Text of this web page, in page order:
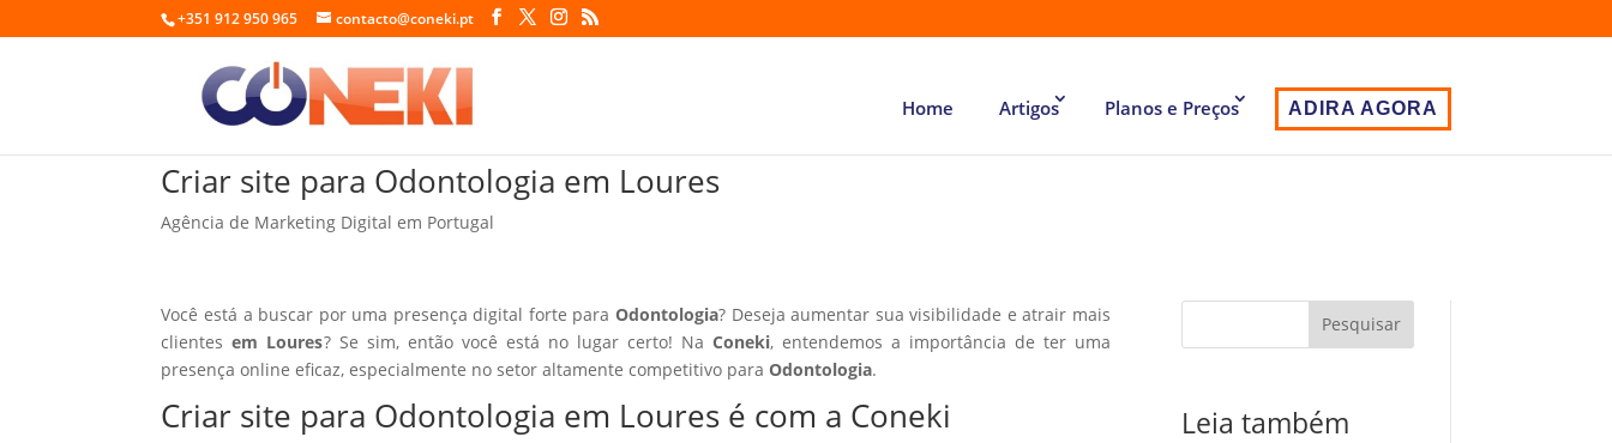
+351 912 950 965 contacto@coneki.pt
Home Artigos Planos e Preços ADIRA AGORA
Criar site para Odontologia em Loures
Agência de Marketing Digital em Portugal
Você está a buscar por uma presença digital forte paraOdontologia? Deseja aumentar sua visibilidade e atrair mais
clientesem Loures? Se sim, então você está no lugar certo! Na Coneki, entendemos a importância de ter uma
presença online eficaz, especialmente no setor altamente competitivo paraOdontologia.
Criar site para Odontologia em Loures é com a Coneki
Pesquisar
Leia também